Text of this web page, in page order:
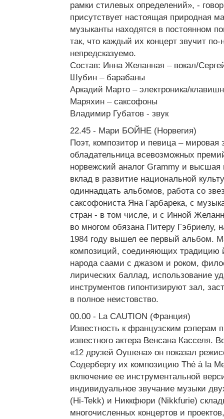
рамки стилевых определений», -
присутствует настоящая природная
музыканты находятся в постоянном
так, что каждый их концерт звучит
непредсказуемо.
Состав: Инна Желанная – вокал/
Шубин – барабаны
Аркадий Марто – электроника/
Маряхин – саксофоны
Владимир Губатов - звук
22.45 - Мари БОЙНЕ (Норвегия)
Поэт, композитор и певица –
обладательница всевозможных
норвежский аналог Grammy и высшая
вклад в развитие национальной
одиннадцать альбомов, работа со
саксофониста Яна Гарбарека, с
стран - в том числе, и с Инной
во многом обязана Питеру Гэбриелу,
1984 году вышел ее первый альбом.
композиций, соединяющих традицию
народа саами с джазом и роком,
лирических баллад, использование
инструментов гипонтизируют зал,
в полное неистовство.
00.00 - La CAUTION (Франция)
Известность к французским рэперам
известного актера Венсана Касселя.
«12 друзей Оушена» он показал
Содербергу их композицию Thé à la
включение ее инструментальной
индивидуальное звучание музыки
(Hi-Tekk) и Никкфюри (Nikkfurie)
многочисленных концертов и